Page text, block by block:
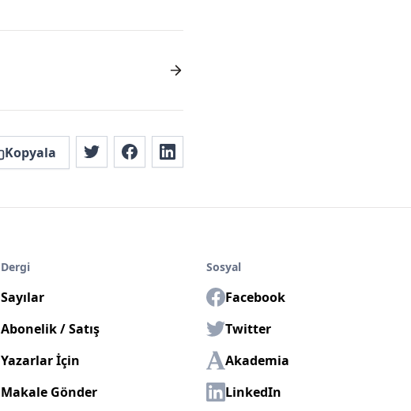
Kopyala
Dergi
Sayılar
Abonelik / Satış
Yazarlar İçin
Makale Gönder
Sosyal
Facebook
Twitter
Akademia
LinkedIn